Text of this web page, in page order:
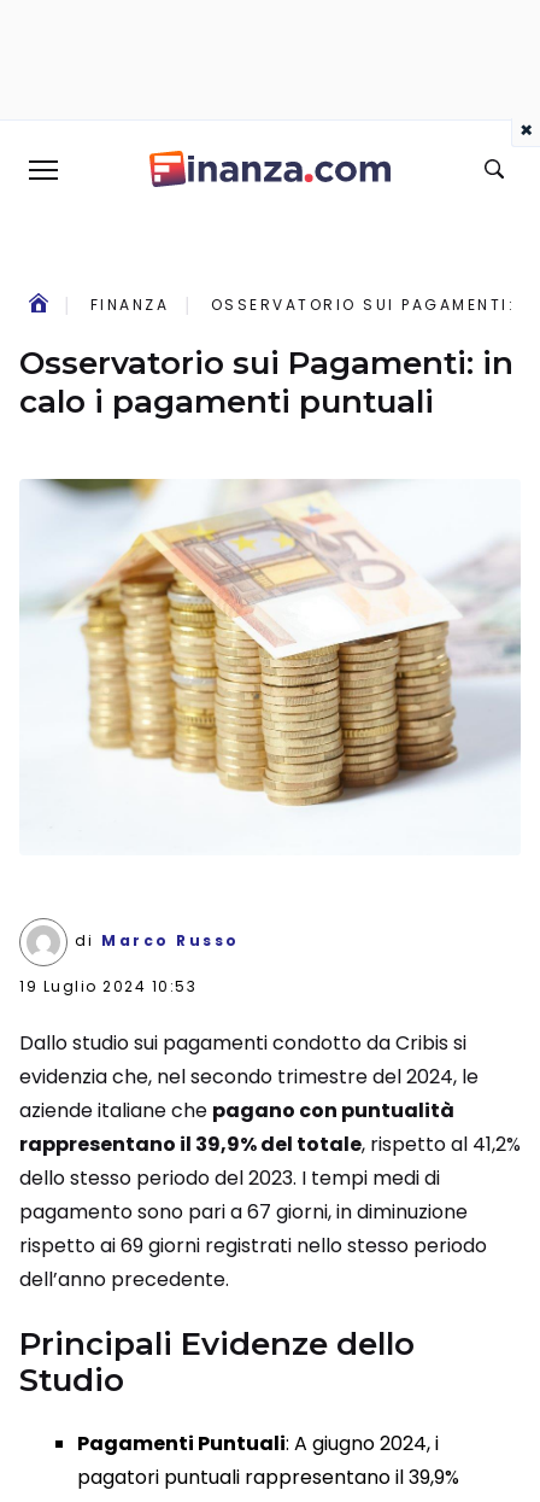
FINANZA OSSERVATORIO SUI PAGAMENTI:
Osservatorio sui Pagamenti: in
calo i pagamenti puntuali
di Marco Russo
19 Luglio 2024 10:53
Dallo studio sui pagamenti condotto da Cribis si
evidenzia che, nel secondo trimestre del 2024, le
aziende italiane che pagano con puntualità
rappresentano il 39,9% del totale, rispetto al 41,2%
dello stesso periodo del 2023. I tempi medi di
pagamento sono pari a 67 giorni, in diminuzione
rispetto ai 69 giorni registrati nello stesso periodo
dell’anno precedente.
Principali Evidenze dello
Studio
Pagamenti Puntuali: A giugno 2024, i
pagatori puntuali rappresentano il 39,9%
×